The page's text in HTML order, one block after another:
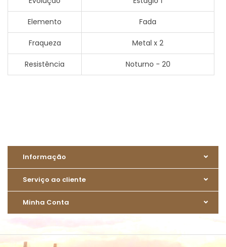
Elemento Fada
Fraqueza Metal x 2
Resistência Noturno - 20
Informação
Serviço ao cliente
Minha Conta